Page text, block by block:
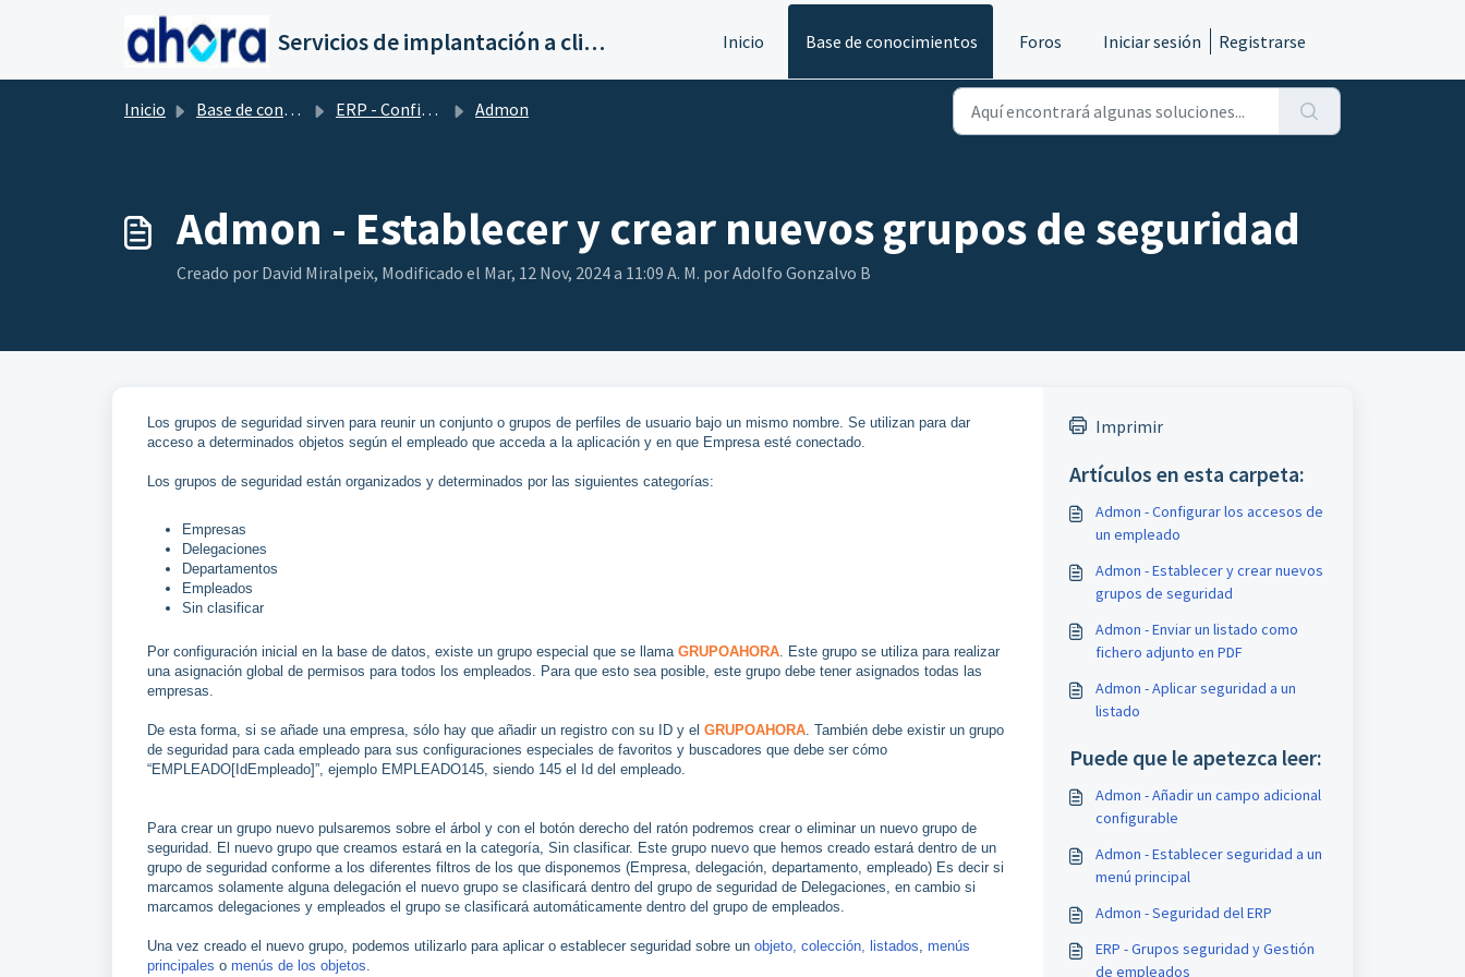
Saltar al contenido principal
Servicios de implantación a clientes de Ahora Inicio Base de conocimientos Foros Iniciar sesión Registrarse
Inicio Base de conocimientos ERP - Configuración ADMON Admon
Admon - Establecer y crear nuevos grupos de seguridad
Creado por David Miralpeix, Modificado el Mar, 12 Nov, 2024 a 11:09 A. M. por Adolfo Gonzalvo B
Los grupos de seguridad sirven para reunir un conjunto o grupos de perfiles de usuario bajo un mismo nombre. Se utilizan para dar
acceso a determinados objetos según el empleado que acceda a la aplicación y en que Empresa esté conectado.
Los grupos de seguridad están organizados y determinados por las siguientes categorías:
Empresas
Delegaciones
Departamentos
Empleados
Sin clasificar
Por configuración inicial en la base de datos, existe un grupo especial que se llama GRUPOAHORA. Este grupo se utiliza para realizar
una asignación global de permisos para todos los empleados. Para que esto sea posible, este grupo debe tener asignados todas las
empresas.
De esta forma, si se añade una empresa, sólo hay que añadir un registro con su ID y el GRUPOAHORA. También debe existir un grupo
de seguridad para cada empleado para sus configuraciones especiales de favoritos y buscadores que debe ser cómo
“EMPLEADO[IdEmpleado]”, ejemplo EMPLEADO145, siendo 145 el Id del empleado.
Para crear un grupo nuevo pulsaremos sobre el árbol y con el botón derecho del ratón podremos crear o eliminar un nuevo grupo de
seguridad. El nuevo grupo que creamos estará en la categoría, Sin clasificar. Este grupo nuevo que hemos creado estará dentro de un
grupo de seguridad conforme a los diferentes filtros de los que disponemos (Empresa, delegación, departamento, empleado) Es decir si
marcamos solamente alguna delegación el nuevo grupo se clasificará dentro del grupo de seguridad de Delegaciones, en cambio si
marcamos delegaciones y empleados el grupo se clasificará automáticamente dentro del grupo de empleados.
Una vez creado el nuevo grupo, podemos utilizarlo para aplicar o establecer seguridad sobre un objeto, colección, listados, menús
principales o menús de los objetos.
Imprimir
Artículos en esta carpeta:
Admon - Configurar los accesos de
un empleado
Admon - Establecer y crear nuevos
grupos de seguridad
Admon - Enviar un listado como
fichero adjunto en PDF
Admon - Aplicar seguridad a un
listado
Puede que le apetezca leer:
Admon - Añadir un campo adicional
configurable
Admon - Establecer seguridad a un
menú principal
Admon - Seguridad del ERP
ERP - Grupos seguridad y Gestión
de empleados